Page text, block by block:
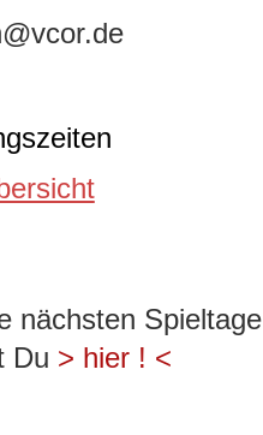
nächsten Spieltage
Du > hier ! <